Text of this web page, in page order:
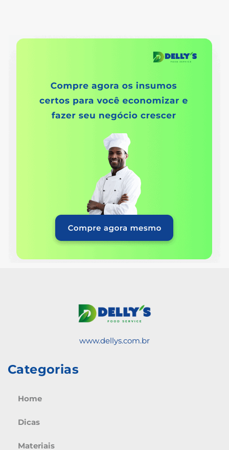
www.dellys.com.br
Categorias
Home
Dicas
Materiais